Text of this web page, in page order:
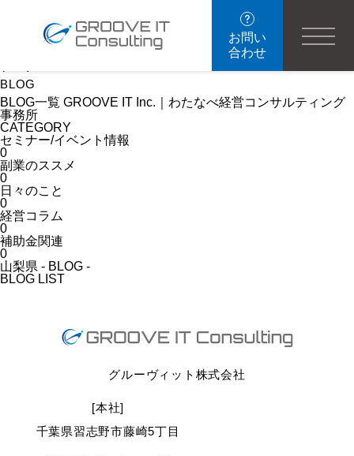
お問い
合わせ
BLOG
BLOG一覧 GROOVE IT Inc.｜わたなべ経営コンサルティング
事務所
CATEGORY
セミナー/イベント情報
0
副業のススメ
0
日々のこと
0
経営コラム
0
補助金関連
0
山梨県 - BLOG -
BLOG LIST
グルーヴィット株式会社
[本社]
千葉県習志野市藤崎5丁目